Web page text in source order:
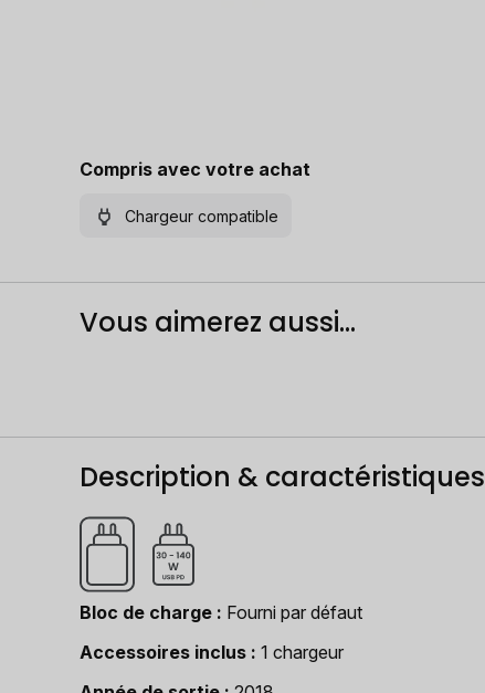
Compris avec votre achat
Chargeur compatible
Vous aimerez aussi...
Description & caractéristiques
Bloc de charge
Fourni par défaut
Accessoires inclus
1 chargeur